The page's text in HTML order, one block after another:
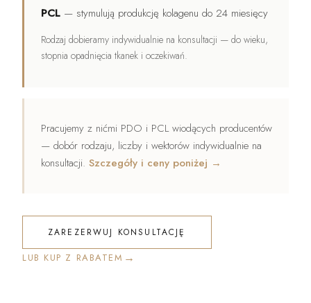
PCL — stymulują produkcję kolagenu do 24 miesięcy
Rodzaj dobieramy indywidualnie na konsultacji — do wieku,
stopnia opadnięcia tkanek i oczekiwań.
Pracujemy z nićmi PDO i PCL wiodących producentów
— dobór rodzaju, liczby i wektorów indywidualnie na
konsultacji. Szczegóły i ceny poniżej →
ZAREZERWUJ KONSULTACJĘ
LUB KUP Z RABATEM →